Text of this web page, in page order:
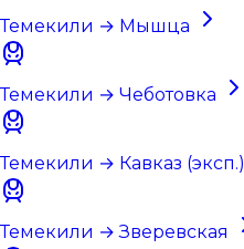
Темекили → Мышца
Темекили → Чеботовка
Темекили → Кавказ (эксп.)
Темекили → Зверевская